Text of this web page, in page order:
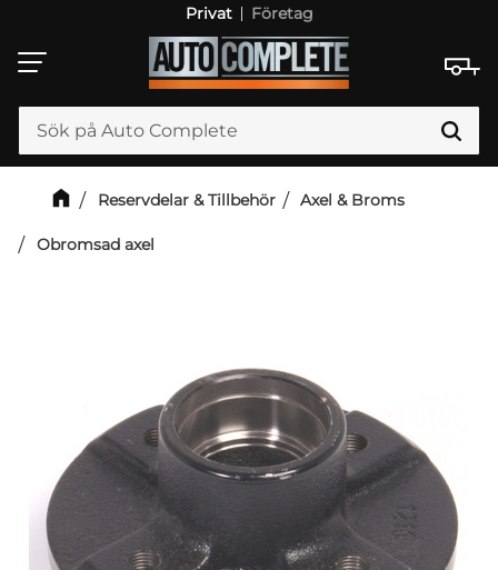
Meny
Privat Företag
Reservdelar & Tillbehör Axel & Broms
Obromsad axel